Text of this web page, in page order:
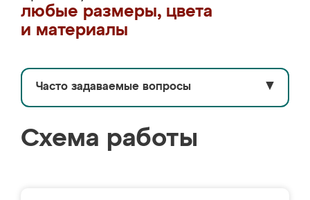
любые размеры, цвета
и материалы
Часто задаваемые вопросы ▼
Схема работы